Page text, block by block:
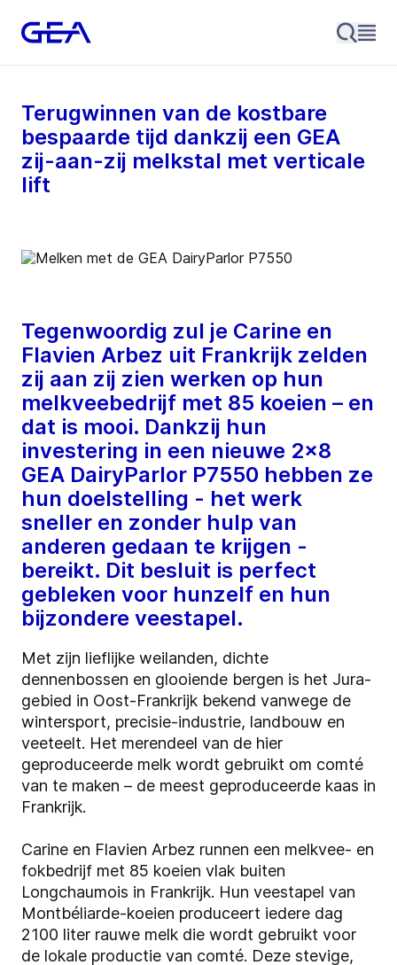
Terugwinnen van de kostbare
bespaarde tijd dankzij een GEA
zij-aan-zij melkstal met verticale
lift
Tegenwoordig zul je Carine en
Flavien Arbez uit Frankrijk zelden
zij aan zij zien werken op hun
melkveebedrijf met 85 koeien – en
dat is mooi. Dankzij hun
investering in een nieuwe 2x8
GEA DairyParlor P7550 hebben ze
hun doelstelling - het werk
sneller en zonder hulp van
anderen gedaan te krijgen -
bereikt. Dit besluit is perfect
gebleken voor hunzelf en hun
bijzondere veestapel.
Met zijn lieflijke weilanden, dichte
dennenbossen en glooiende bergen is het Jura-
gebied in Oost-Frankrijk bekend vanwege de
wintersport, precisie-industrie, landbouw en
veeteelt. Het merendeel van de hier
geproduceerde melk wordt gebruikt om comté
van te maken – de meest geproduceerde kaas in
Frankrijk.
Carine en Flavien Arbez runnen een melkvee- en
fokbedrijf met 85 koeien vlak buiten
Longchaumois in Frankrijk. Hun veestapel van
Montbéliarde-koeien produceert iedere dag
2100 liter rauwe melk die wordt gebruikt voor
de lokale productie van comté. Deze stevige,